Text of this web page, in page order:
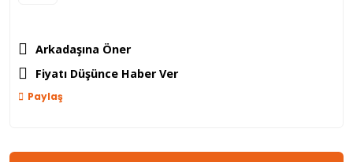
Arkadaşına Öner
Fiyatı Düşünce Haber Ver
Paylaş